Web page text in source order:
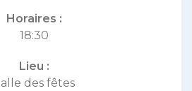
Horaires :
18:30
Lieu :
des fêtes